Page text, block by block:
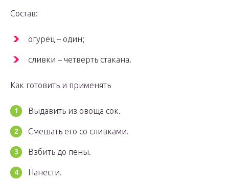
Состав:
огурец – один;
сливки – четверть стакана.
Как готовить и применять
Выдавить из овоща сок.
Смешать его со сливками.
Взбить до пены.
Нанести.